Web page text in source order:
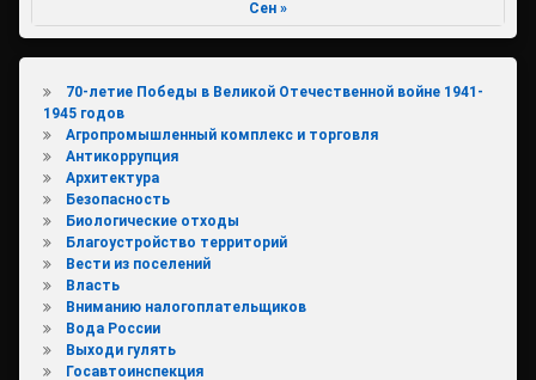
Сен »
70-летие Победы в Великой Отечественной войне 1941-
1945 годов
Агропромышленный комплекс и торговля
Антикоррупция
Архитектура
Безопасность
Биологические отходы
Благоустройство территорий
Вести из поселений
Власть
Вниманию налогоплательщиков
Вода России
Выходи гулять
Госавтоинспекция